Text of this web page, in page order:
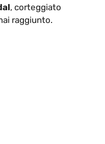
, corteggiato
raggiunto.